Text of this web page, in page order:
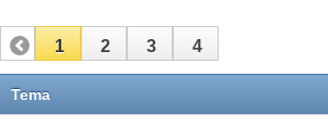
1 2 3 4
Tema